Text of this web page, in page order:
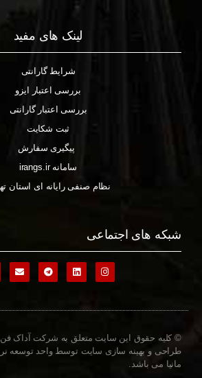
لینک های مفید
شرایط گارانتی
بررسی اعتبار ایزو
بررسی اعتبار گارانتی
ثبت شکایت
پیگیری سفارش
سامانه irangs.ir
نظام صنفی رایانه ای استان
شبکه های اجتماعی
© کلیه حقوق این سایت متعلق به شرکت آداک فن
طراحی و بهینه سازی سایت توسط واحد توسعه
مانیا می باشد.